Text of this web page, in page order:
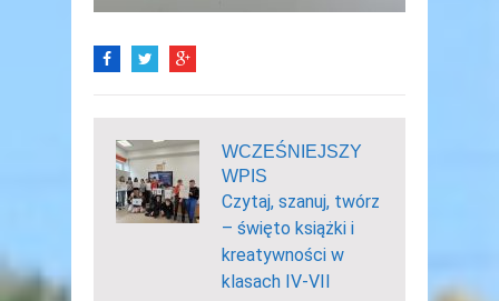
WCZEŚNIEJSZY
WPIS
Czytaj, szanuj, twórz
– święto książki i
kreatywności w
klasach IV-VII